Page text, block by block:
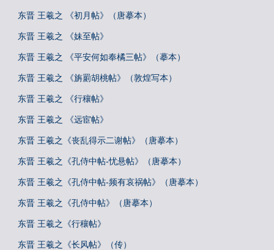
东晋 王羲之 《初月帖》（唐摹本）
东晋 王羲之 《妹至帖》
东晋 王羲之 《平安何如奉橘三帖》（摹本）
东晋 王羲之 《旃罽胡桃帖》（敦煌写本）
东晋 王羲之 《行穰帖》
东晋 王羲之 《远宦帖》
东晋 王羲之《丧乱得示二谢帖》（唐摹本）
东晋 王羲之《孔侍中帖-忧悬帖》（唐摹本）
东晋 王羲之《孔侍中帖-频有哀祸帖》（唐摹本）
东晋 王羲之《孔侍中帖》（唐摹本）
东晋 王羲之《行穰帖》
东晋 王羲之《长风帖》（传）